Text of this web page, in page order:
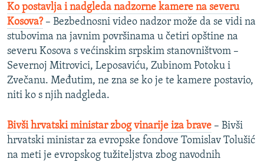
Ko postavlja i nadgleda nadzorne kamere na severu
Kosova?– Bezbednosni video nadzor može da se vidi na
stubovima na javnim površinama u četiri opštine na
severu Kosova s većinskim srpskim stanovništvom –
Severnoj Mitrovici, Leposaviću, Zubinom Potoku i
Zvečanu. Međutim, ne zna se ko je te kamere postavio,
niti ko s njih nadgleda.
Bivši hrvatski ministar zbog vinarije iza brave – Bivši
hrvatski ministar za evropske fondove Tomislav Tolušić
na meti je evropskog tužiteljstva zbog navodnih